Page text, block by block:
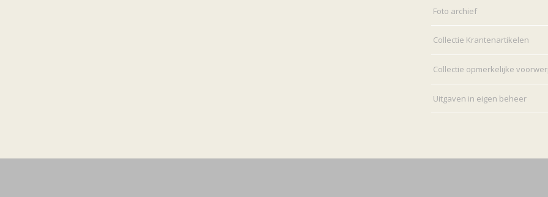
Foto archief
Collectie Krantenartikelen
Collectie opmerkelijke
Uitgaven in eigen beheer